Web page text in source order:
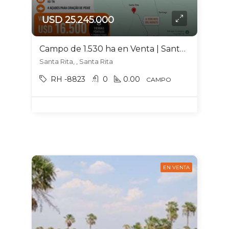
USD 25.245.000
Campo de 1.530 ha en Venta | Santa Rita, Alto Paraná | Agric, y Ganadería
Santa Rita, , Santa Rita
RH -8823 0 0.00 CAMPO
EN VENTA